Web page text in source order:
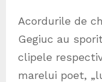
Acordurile de
Gegiuc au
clipele
marelui poet,